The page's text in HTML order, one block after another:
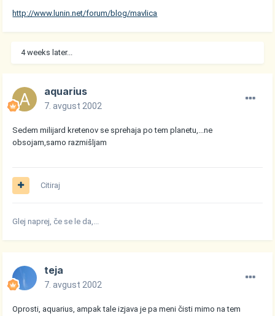
http://www.lunin.net/forum/blog/mavlica
4 weeks later...
aquarius
7. avgust 2002
Sedem milijard kretenov se sprehaja po tem planetu,...ne
obsojam,samo razmišljam
Citiraj
Glej naprej, če se le da,...
teja
7. avgust 2002
Oprosti, aquarius, ampak tale izjava je pa meni čisti mimo na tem